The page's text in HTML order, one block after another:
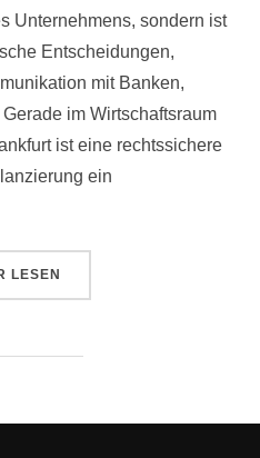
Unternehmens, sondern ist
Entscheidungen,
mit Banken,
im Wirtschaftsraum
ist eine rechtssichere
ein
LESEN